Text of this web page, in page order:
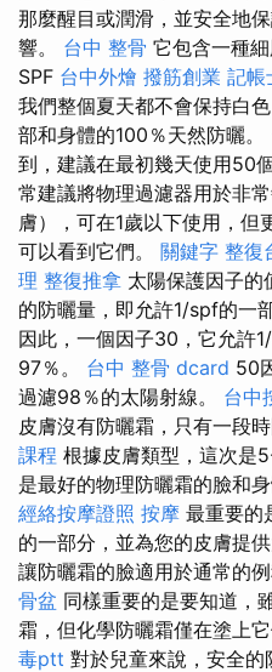
那麼醒目或潤滑，並安全地
響。 台中 整骨 它包含一種
SPF 台中外燴 撥筋創業 記帳
我們整個夏天都不會保持白色
部和身體的100％天然防曬。
到，建議在最初幾天使用50
常建議將物理過濾器用於非
膚），可在1歲以下使用，但
可以看到它們。 關鍵字 整復
理 整復推拿 太陽保護因子的
的防曬量，即允許1/spf的一
因此，一個因子30，它允許
97％。 台中 整骨 dcard 50
過濾98％的太陽射線。 台中
皮膚沒有防曬霜，只有一段
課程 根據皮膚類型，這次是
是最好的物理防曬霜的臉和身
經絡按摩證照 按摩 最重要的
的一部分，並為您的皮膚提
讓防曬霜的臉適用於通常的
骨盆 同樣重要的是要知道，
霜，但化學防曬霜僅在塗上
毒ptt 對於兒童來說，安全